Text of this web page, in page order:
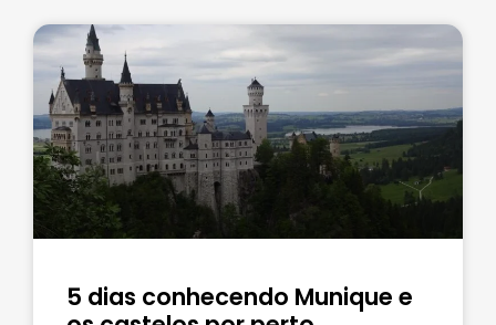
5 dias conhecendo Munique e